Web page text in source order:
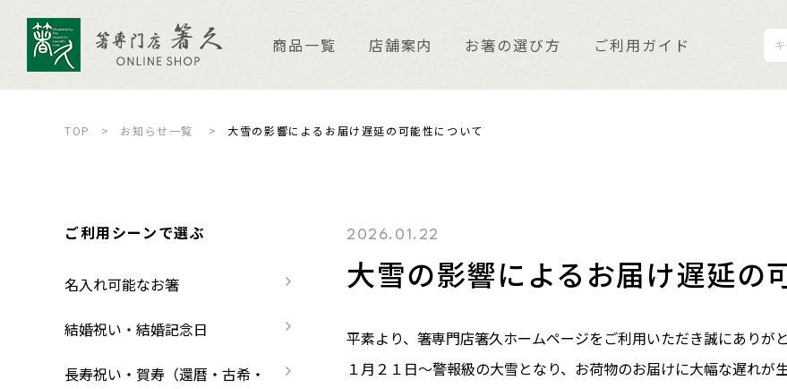
商品一覧 店舗案内 お箸の選び方 ご利用ガイド
箸久について
品質保証とメンテナンス
商品一覧
名入れ可能なお箸
結婚祝い・結婚記念日
お知らせ
商品ピックアップ＆トピックス
お箸の魅力
よくあるご質問
TOP お知らせ一覧 大雪の影響によるお届け遅延の可能性について
ご利用シーンで選ぶ
名入れ可能なお箸
結婚祝い・結婚記念日
長寿祝い・賀寿（還暦・古希・
2026.01.22
大雪の影響によるお届け遅延の
平素より、箸専門店箸久ホームページをご利用いただき誠にありがと
１月２１日～警報級の大雪となり、お荷物のお届けに大幅な遅れが